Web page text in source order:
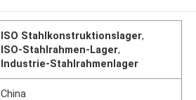
ISO Stahlkonstruktionslager,
ISO-Stahlrahmen-Lager,
Industrie-Stahlrahmenlager
China